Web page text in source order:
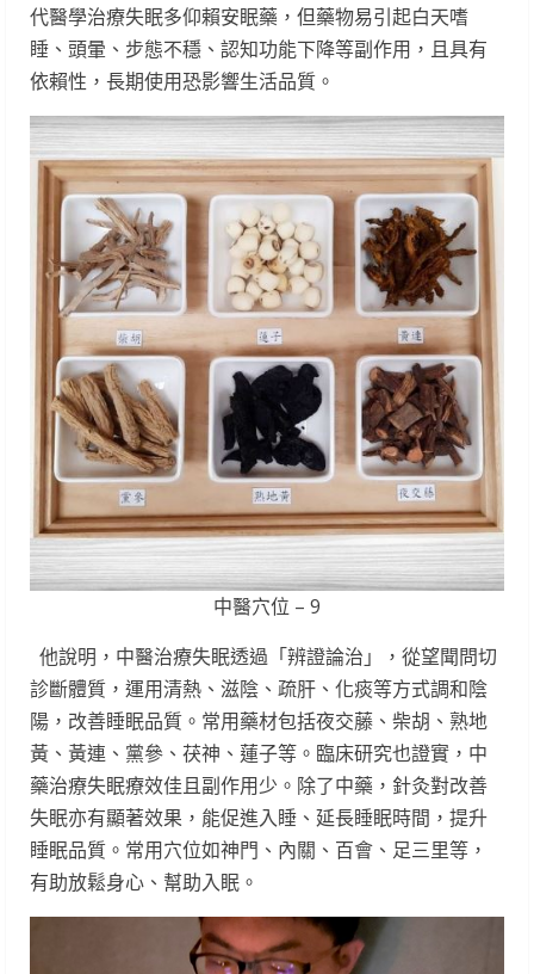
代醫學治療失眠多仰賴安眠藥，但藥物易引起白天嗜
睡、頭暈、步態不穩、認知功能下降等副作用，且具有
依賴性，長期使用恐影響生活品質。
中醫穴位 – 9
他說明，中醫治療失眠透過「辨證論治」，從望聞問切
診斷體質，運用清熱、滋陰、疏肝、化痰等方式調和陰
陽，改善睡眠品質。常用藥材包括夜交藤、柴胡、熟地
黃、黃連、黨參、茯神、蓮子等。臨床研究也證實，中
藥治療失眠療效佳且副作用少。除了中藥，針灸對改善
失眠亦有顯著效果，能促進入睡、延長睡眠時間，提升
睡眠品質。常用穴位如神門、內關、百會、足三里等，
有助放鬆身心、幫助入眠。